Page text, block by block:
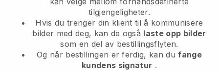
tilgjengeligheter.
Hvis du trenger din klient til å kommunisere
bilder med deg, kan de også laste opp bilder
som en del av bestillingsflyten.
Og når bestillingen er ferdig, kan dufange
kundens signatur .